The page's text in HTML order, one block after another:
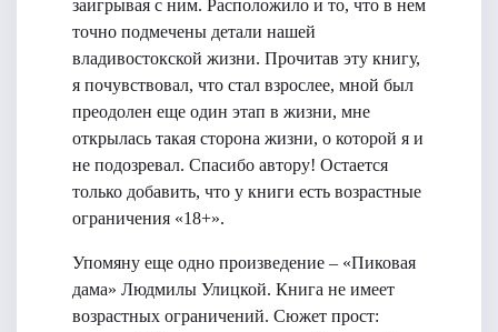
заигрывая с ним. Расположило и то, что в нем
точно подмечены детали нашей
владивостокской жизни. Прочитав эту книгу,
я почувствовал, что стал взрослее, мной был
преодолен еще один этап в жизни, мне
открылась такая сторона жизни, о которой я и
не подозревал. Спасибо автору! Остается
только добавить, что у книги есть возрастные
ограничения «18+».
Упомяну еще одно произведение – «Пиковая
дама» Людмилы Улицкой. Книга не имеет
возрастных ограничений. Сюжет прост: